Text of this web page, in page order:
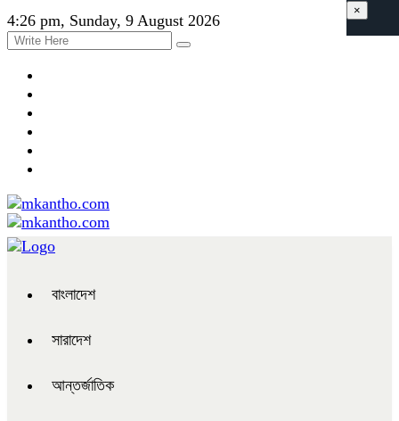
4:26 pm, Sunday, 9 August 2026
বাংলাদেশ
সারাদেশ
আন্তর্জাতিক
×